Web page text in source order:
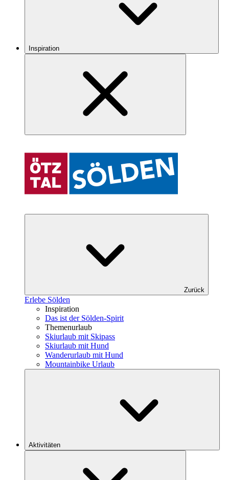
Inspiration
Zurück
Erlebe Sölden
Inspiration
Das ist der Sölden-Spirit
Themenurlaub
Skiurlaub mit Skipass
Skiurlaub mit Hund
Wanderurlaub mit Hund
Mountainbike Urlaub
Aktivitäten